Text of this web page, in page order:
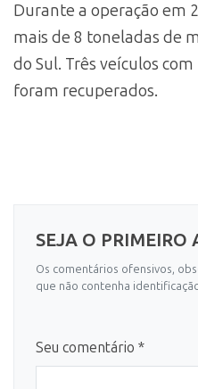
Durante a operação em
mais de 8 toneladas de
do Sul. Três veículos
foram recuperados.
SEJA O PRIMEIRO
Os comentários ofensivos,
que não contenha
Seu comentário *